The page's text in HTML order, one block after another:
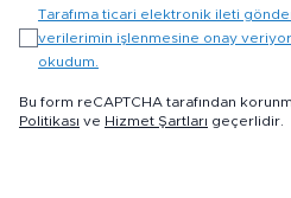
Tarafıma ticari elektronik ileti
verilerimin işlenmesine onay
okudum.
Bu form reCAPTCHA tarafından
Politikası ve Hizmet Şartları geçerlidir.